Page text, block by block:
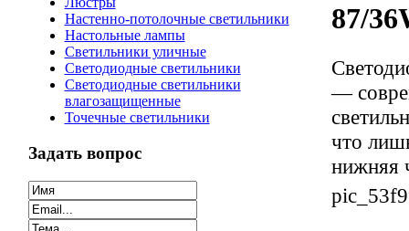
Настенно-потолочные светильники
Настольные лампы
Светильники уличные
Светодиодные светильники
Светодиодные светильники
влагозащищенные
Точечные светильники
Задать вопрос
87/
—
что
нижняя